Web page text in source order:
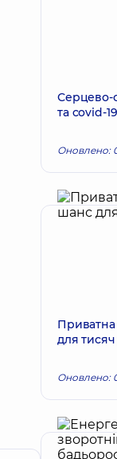
Серцево-
та covid-19
Оновлено:
Приватна
для тисяч
Оновлено: